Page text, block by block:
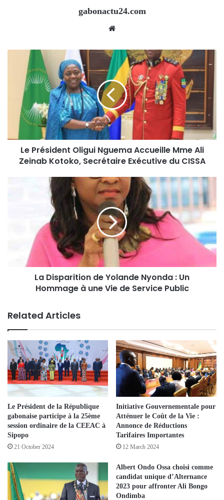
gabonactu24.com
Le Président Oligui Nguema Accueille Mme Ali
Zeinab Kotoko, Secrétaire Exécutive du CISSA
La Disparition de Yolande Nyonda : Un
Hommage à une Vie de Service Public
Related Articles
Le Président de la République
gabonaise participe à la 25ème
session ordinaire de la CEEAC à
Sipopo
21 October 2024
Initiative Gouvernementale pour
Atténuer le Coût de la Vie :
Annonce de Réductions
Tarifaires Importantes
12 March 2024
Albert Ondo Ossa choisi comme
candidat unique d’Alternance
2023 pour affronter Ali Bongo
Ondimba